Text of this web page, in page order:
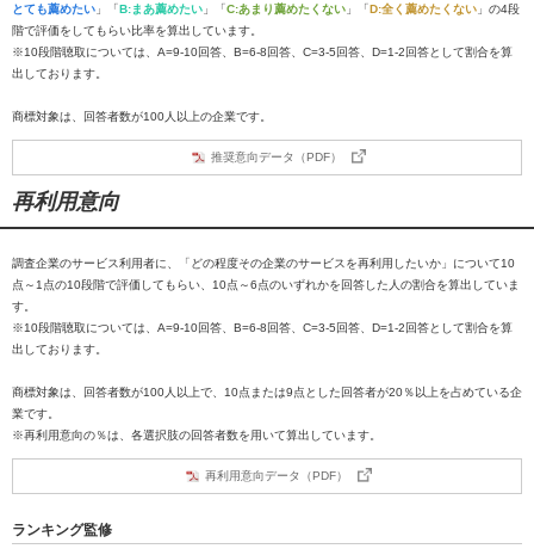
とても薦めたい 」「B:まあ薦めたい 」「C:あまり薦めたくない 」「D:全く薦めたくない 」の4段
階で評価をしてもらい比率を算出しています。
※10段階聴取については、A=9-10回答、B=6-8回答、C=3-5回答、D=1-2回答として割合を算
出しております。
商標対象は、回答者数が100人以上の企業です。
推奨意向データ（PDF）
再利用意向
調査企業のサービス利用者に、「どの程度その企業のサービスを再利用したいか」について10
点～1点の10段階で評価してもらい、10点～6点のいずれかを回答した人の割合を算出していま
す。
※10段階聴取については、A=9-10回答、B=6-8回答、C=3-5回答、D=1-2回答として割合を算
出しております。
商標対象は、回答者数が100人以上で、10点または9点とした回答者が20％以上を占めている企
業です。
※再利用意向の％は、各選択肢の回答者数を用いて算出しています。
再利用意向データ（PDF）
ランキング監修